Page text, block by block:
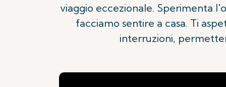
viaggio eccezionale. Sperimenta
facciamo sentire a casa. Ti
interruzioni,